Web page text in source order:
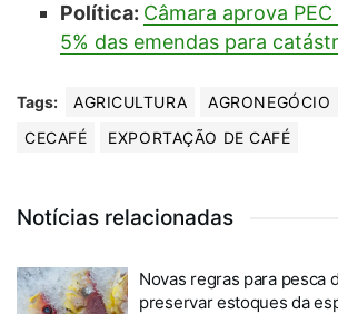
Política: Câmara aprova
5% das emendas para
Tags: AGRICULTURA AGRONEGÓCIO
CECAFÉ
EXPORTAÇÃO DE CAFÉ
Notícias relacionadas
Novas regras para pesca
preservar estoques da